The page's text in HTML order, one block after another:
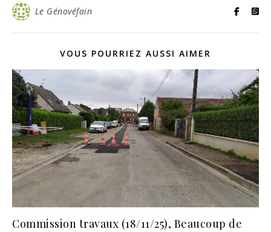
Le Génovéfain
VOUS POURRIEZ AUSSI AIMER
Commission travaux (18/11/25), Beaucoup de